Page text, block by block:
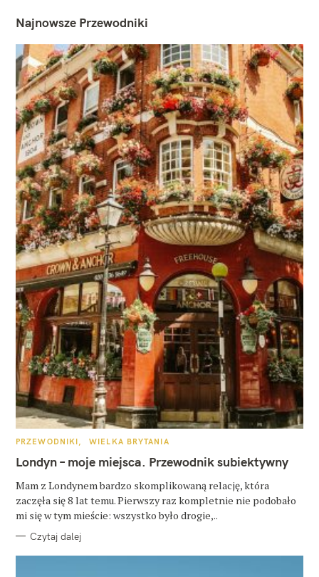
Najnowsze Przewodniki
K
T
E
O
R
I
PRZEWODNIKI WIELKA BRYTANIA
Londyn – moje miejsca. Przewodnik subiektywny
Mam z Londynem bardzo skomplikowaną relację, która
zaczęła się 8 lat temu. Pierwszy raz kompletnie nie podobało
mi się w tym mieście: wszystko było drogie,..
Czytaj dalej